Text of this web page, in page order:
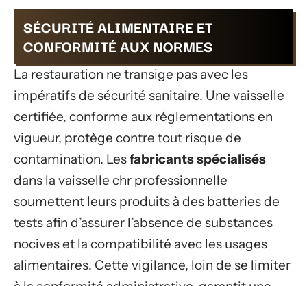
SÉCURITÉ ALIMENTAIRE ET
CONFORMITÉ AUX NORMES
La restauration ne transige pas avec les
impératifs de sécurité sanitaire. Une vaisselle
certifiée, conforme aux réglementations en
vigueur, protège contre tout risque de
contamination. Lesfabricants spécialisés
dans la vaisselle chr professionnelle
soumettent leurs produits à des batteries de
tests afin d’assurer l’absence de substances
nocives et la compatibilité avec les usages
alimentaires. Cette vigilance, loin de se limiter